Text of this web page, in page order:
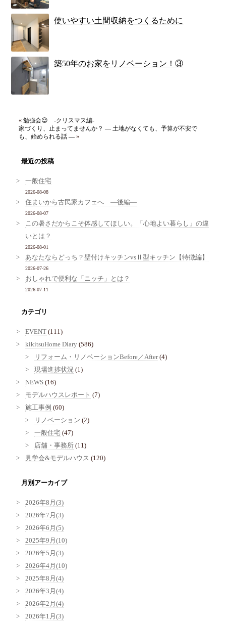
使いやすい土間収納をつくるために
築50年のお家をリノベーション！③
«勉強会😉 -クリスマス編-
家づくり、止まってませんか？ ― 土地がなくても、予算が不安で
も、始められる話 ― »
最近の投稿
一般住宅
2026-08-08
住まいから古民家カフェへ ―後編―
2026-08-07
この暑さだからこそ体感してほしい。「心地よい暮らし」の違
いとは？
2026-08-01
あなたならどっち？壁付けキッチンvsⅡ型キッチン【特徴編】
2026-07-26
おしゃれで便利な「ニッチ」とは？
2026-07-11
カテゴリ
EVENT (111)
kikitsuHome Diary (586)
リフォーム・リノベーションBefore／After(4)
現場進捗状況 (1)
NEWS (16)
モデルハウスレポート (7)
施工事例 (60)
リノベーション (2)
一般住宅 (47)
店舗・事務所 (11)
見学会&モデルハウス (120)
月別アーカイブ
2026年8月(3)
2026年7月(3)
2026年6月(5)
2025年9月(10)
2026年5月(3)
2026年4月(10)
2025年8月(4)
2026年3月(4)
2026年2月(4)
2026年1月(3)